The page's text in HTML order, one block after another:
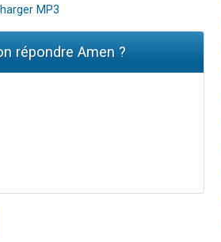
MP3
répondre Amen ?